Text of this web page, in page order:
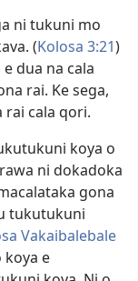
ni tukuni mo
(Kolosa 3:21)
dua na cala
rai. Ke sega,
rai cala qori.
koya o
ni dokadoka
gona
tukutukuni
Vakaibalebale
koya e